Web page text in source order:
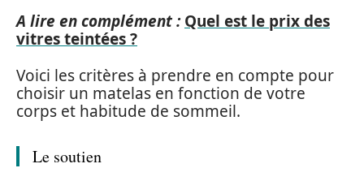
A lire en complément : Quel est le prix des
vitres teintées ?
Voici les critères à prendre en compte pour
choisir un matelas en fonction de votre
corps et habitude de sommeil.
Le soutien